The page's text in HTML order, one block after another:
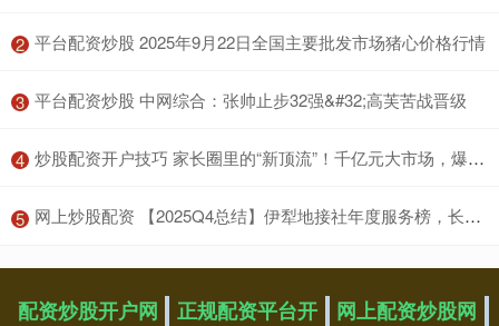
2 ​平台配资炒股 2025年9月22日全国主要批发市场猪心价格行情
3 ​平台配资炒股 中网综合：张帅止步32强&#32;高芙苦战晋级
4 ​炒股配资开户技巧 家长圈里的“新顶流”！千亿元大市场，爆发！
5 ​网上炒股配资 【2025Q4总结】伊犁地接社年度服务榜，长者反馈：这家对老年游客很细致
配资炒股开户网
正规配资平台开
网上配资炒股网